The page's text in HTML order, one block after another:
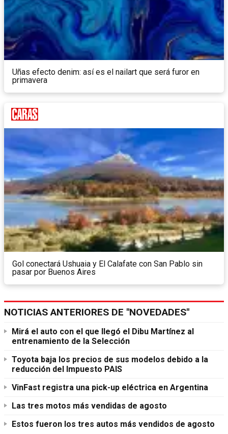
Uñas efecto denim: así es el nailart que será furor en
primavera
Gol conectará Ushuaia y El Calafate con San Pablo sin
pasar por Buenos Aires
NOTICIAS ANTERIORES DE "NOVEDADES"
Mirá el auto con el que llegó el Dibu Martínez al
entrenamiento de la Selección
Toyota baja los precios de sus modelos debido a la
reducción del Impuesto PAIS
VinFast registra una pick-up eléctrica en Argentina
Las tres motos más vendidas de agosto
Estos fueron los tres autos más vendidos de agosto